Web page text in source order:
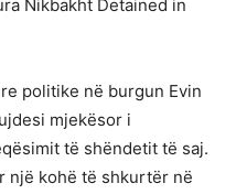
politike në burgun Evin
mjekësor i
të shëndetit të saj.
një kohë të shkurtër në